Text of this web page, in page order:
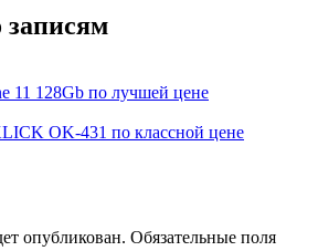
11 128Gb по лучшей цене
OK-431 по классной цене
опубликован. Обязательные поля